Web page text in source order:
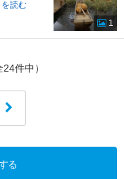
読む
1
件中）
る